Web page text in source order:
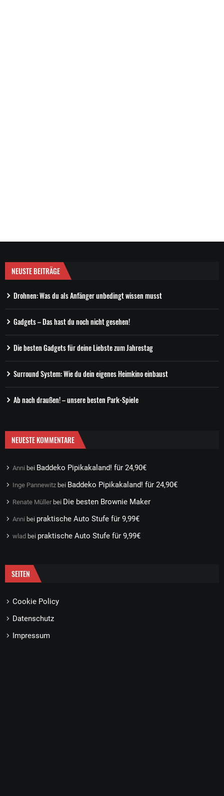
NEUSTE BEITRÄGE
Drohnen: Was du als Anfänger unbedingt wissen musst
Gadgets – Das hast du noch nicht gesehen!
Die besten Gadgets für deine Liebste zum Jahrestag
Surround System: Wie du dein eigenes Heimkino einbaust
Ab nach draußen! – unsere besten Park-Spiele
NEUESTE KOMMENTARE
Anni bei Baddeko Pipikakaland! für 24,90€
Inge Pannewitz bei Baddeko Pipikakaland! für 24,90€
Renate Müller bei Die besten Brownie Maker
Anni bei praktische Auto Stufe für 9,99€
wlad bei praktische Auto Stufe für 9,99€
SEITEN
Cookie Policy
Datenschutz
Impressum